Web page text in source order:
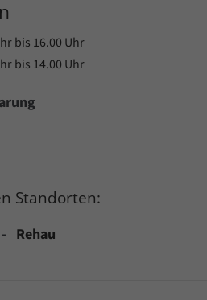
bis 16.00 Uhr
bis 14.00 Uhr
Standorten:
- Rehau